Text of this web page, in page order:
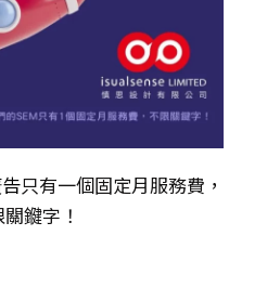
只有一個固定月服務費，
𨫡字！